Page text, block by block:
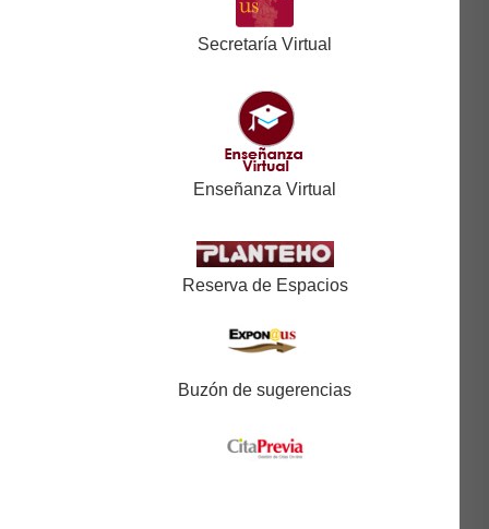
Secretaría Virtual
Enseñanza Virtual
Reserva de Espacios
Buzón de sugerencias